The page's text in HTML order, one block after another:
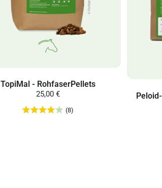
TopiMal - RohfaserPellets
25,00 €
(8)